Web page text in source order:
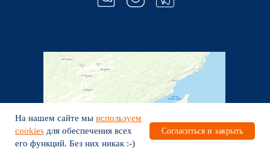
Согласие субъекта на обработку персональных
данных
Согласие на обработку персональных данных,
На нашем сайте мы используем
cookies для обеспечения всех
его функций. Без них никак :-)
Согласиться и закрыть